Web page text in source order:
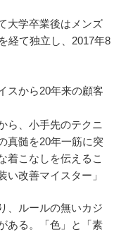
大学卒業後はメンズ
経て独立し、2017年8
スから20年来の顧客
ら、小手先のテクニ
真髄を20年一筋に突
着こなしを伝えるこ
い改善マイスター」
、ルールの無いカジ
ある。「色」と「素